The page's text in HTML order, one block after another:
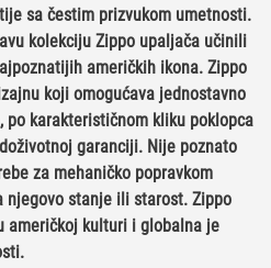
sa čestim prizvukom umetnosti.
kolekciju Zippo upaljača učinili
američkih ikona. Zippo
koji omogućava jednostavno
po karakterističnom kliku poklopca
garanciji. Nije poznato
za mehaničko popravkom
njegovo stanje ili starost. Zippo
američkoj kulturi i globalna je